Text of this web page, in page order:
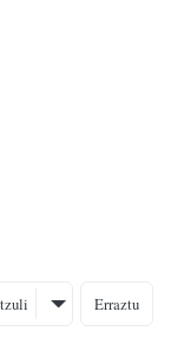
Erraztu